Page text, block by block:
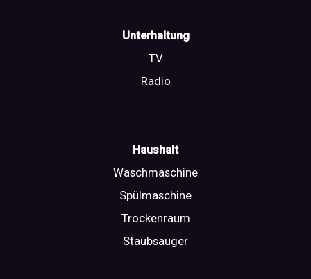
Unterhaltung
TV
Radio
Haushalt
Waschmaschine
Spülmaschine
Trockenraum
Staubsauger